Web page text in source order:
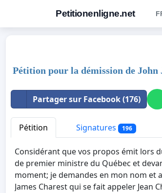
Petitionenligne.net
Pétition pour la démission de John
Partager sur Facebook (176)
Pétition Signatures 196
Considérant que vos propos émit lors
de premier ministre du Québec et
moment; je demandes en mon nom et
James Charest qui se fait appeler Jean